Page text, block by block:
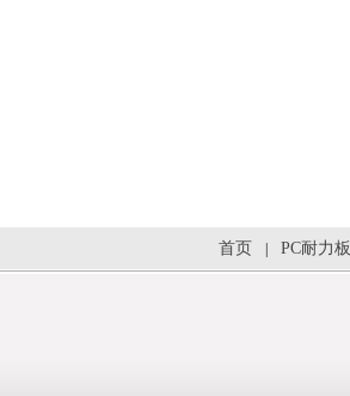
首页 PC耐力板